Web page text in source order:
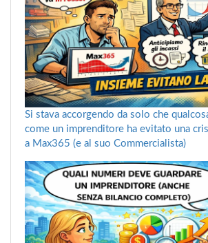
Si stava accorgendo da solo che
come un imprenditore ha evitato una
a Max365 (e al suo Commercialista)